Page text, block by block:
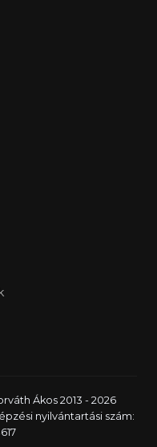
Ákos 2013 - 2026
nyilvántartási szám: